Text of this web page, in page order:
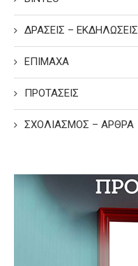
ΔΡΑΣΕΙΣ – ΕΚΔΗΛΩΣΕΙΣ
ΕΠΙΜΑΧΑ
ΠΡΟΤΑΣΕΙΣ
ΣΧΟΛΙΑΣΜΟΣ – ΑΡΘΡΑ